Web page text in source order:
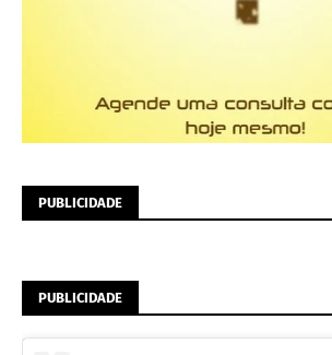
PUBLICIDADE
PUBLICIDADE